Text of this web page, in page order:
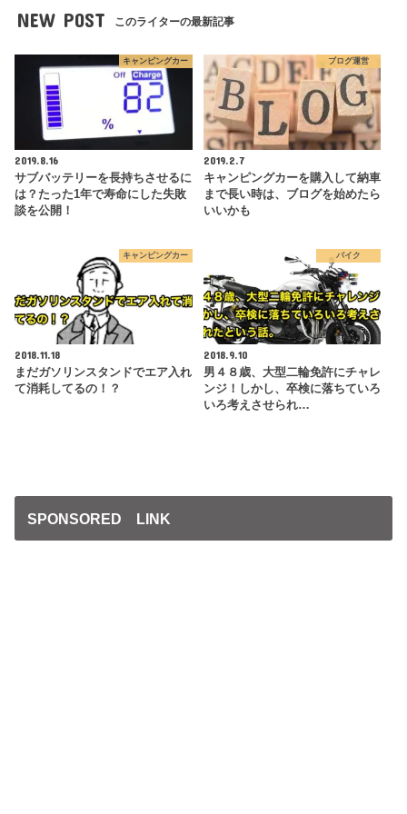
NEW POST このライターの最新記事
キャンピングカー
2019.8.16
サブバッテリーを長持ちさせるに
は？たった1年で寿命にした失敗
談を公開！
ブログ運営
2019.2.7
キャンピングカーを購入して納車
まで長い時は、ブログを始めたら
いいかも
キャンピングカー
2018.11.18
まだガソリンスタンドでエア入れ
て消耗してるの！？
バイク
2018.9.10
男４８歳、大型二輪免許にチャレ
ンジ！しかし、卒検に落ちていろ
いろ考えさせられ…
SPONSORED LINK